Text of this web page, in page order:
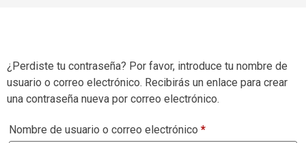
¿Perdiste tu contraseña? Por favor, introduce tu nombre de
usuario o correo electrónico. Recibirás un enlace para crear
una contraseña nueva por correo electrónico.
Nombre de usuario o correo electrónico *